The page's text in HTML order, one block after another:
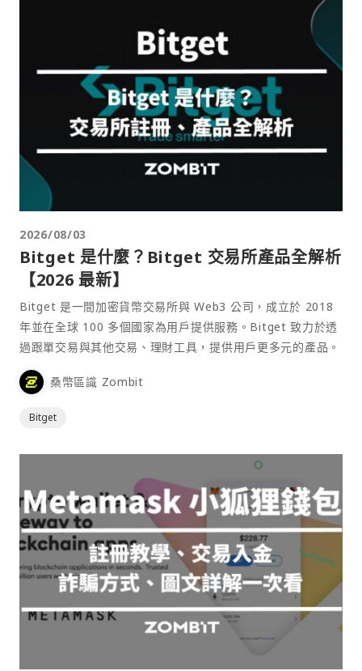
2026/08/03
Bitget 是什麼？Bitget 交易所產品全解析
【2026 最新】
Bitget 是一間加密貨幣交易所與 Web3 公司，成立於 2018
年並在全球 100 多個國家為用戶提供服務。Bitget 致力於透
過跟單交易與其他交易、理財工具，提供用戶更多元的產品。
桑幣區識 Zombit
Bitget